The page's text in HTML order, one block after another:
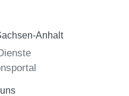
Anhalt